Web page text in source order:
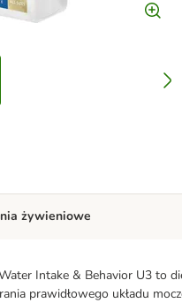
Intake & Behavior U3 to
prawidłowego układu
żywieniowe